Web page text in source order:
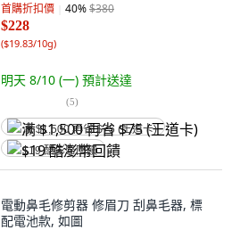
首購折扣價 40%$380
$228
($19.83/10g)
明天 8/10 (一) 預計送達
(5)
满 $1,500 再省 $75 (王道卡)
$19 酷澎幣回饋
電動鼻毛修剪器 修眉刀 刮鼻毛器, 標
配電池款, 如圖